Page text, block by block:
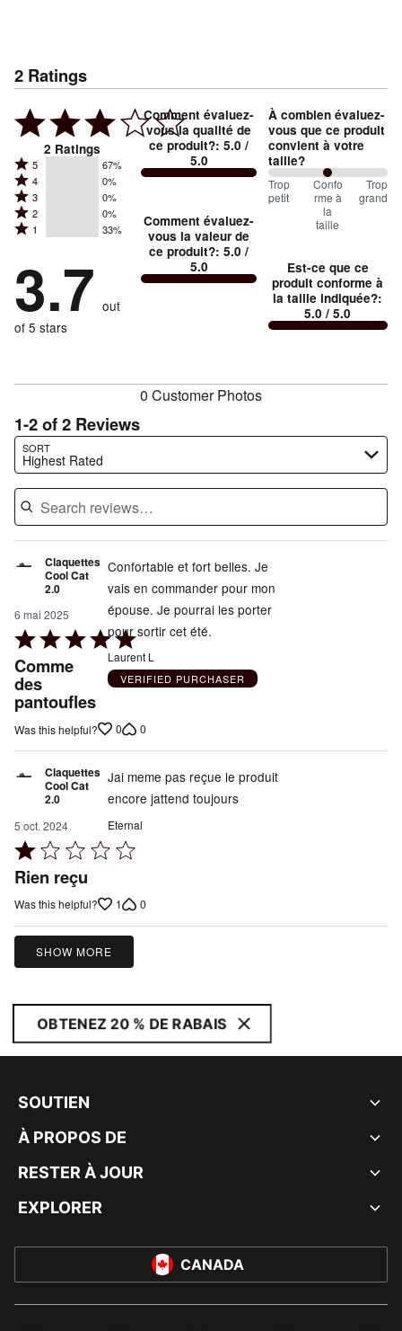
2 Ratings
2 Ratings
Rated
5
stars
by
of
reviewers
5 67%
Rated
4
stars
by
of
reviewers
4 0%
Rated
3
stars
0%
of
reviewers
3 0%
Rated
2
by
0%
of
reviewers
2 0%
Rated
stars
by
33%
of
1 33%
3.7 out
of 5 stars
Comment évaluez-
vous la qualité de
ce produit?:5.0 /
5.0
Comment évaluez-
vous la valeur de
ce produit?:5.0 /
5.0
À combien évaluez-
vous que ce produit
convient à votre
taille?
100
between
and
Conforme
à
Trop
petit
Confo
rme à
la
taille
Trop
grand
Est-ce que ce
produit conforme à
la taille indiquée?:
5.0 / 5.0
0 Customer Photos
1-2 of 2 Reviews
SORT
Highest Rated
Search reviews…
Claquettes
Cool Cat
2.0
6 mai 2025
Rated
5
out
of
5
Comme
des
pantoufles
Confortable et fort belles. Je
vais en commander pour mon
épouse. Je pourrai les porter
pour sortir cet été.
Laurent L
VERIFIED PURCHASER
Was this helpful? 0 0
Claquettes
Cool Cat
2.0
5 oct. 2024
Rated
1
of
5
Rien reçu
Jai meme pas reçue le produit
encore jattend toujours
Eternal
Was this helpful? 1 0
SHOW MORE
OBTENEZ 20 % DE RABAIS
SOUTIEN
À PROPOS DE
RESTER À JOUR
EXPLORER
CANADA